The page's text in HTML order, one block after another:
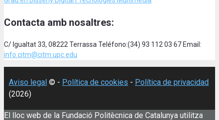
Contacta amb nosaltres:
C/ Igualtat 33, 08222 Terrassa Teléfono:(34) 93 112 03 67 Email:
info.citm@citm.upc.edu
Aviso legal © - Política de cookies - Política de privacidad
(2026)
El lloc web de la Fundació Politècnica de Catalunya utilitza